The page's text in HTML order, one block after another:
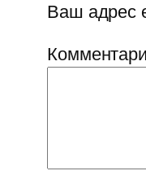
Ваш адрес